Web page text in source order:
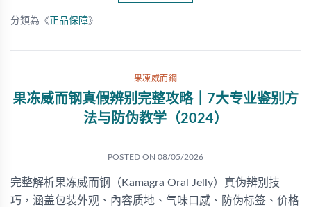
分類為《 正品保障》
果凍威而鋼
果冻威而钢真假辨别完整攻略｜7大专业鉴别方
法与防伪教学（2024）
POSTED ON 08/05/2026
完整解析果冻威而钢（Kamagra Oral Jelly）真伪辨别技
巧，涵盖包装外观、內容质地、气味口感、防伪标签、价格